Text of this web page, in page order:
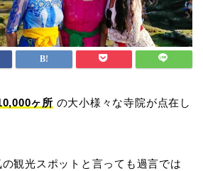
ヶ所 の大小様々な寺院が点在し
観光スポットと言っても過言では